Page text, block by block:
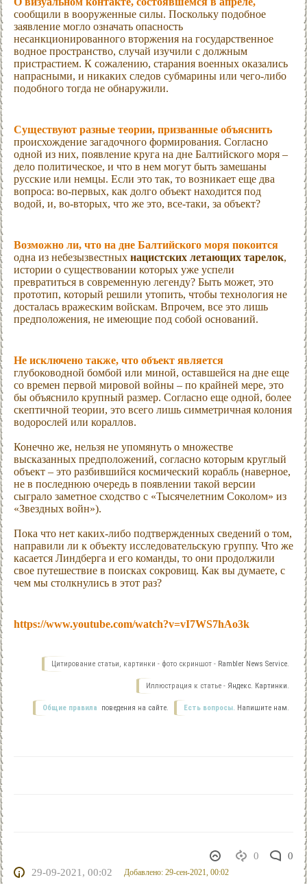
сообщили в вооруженные силы. Поскольку подобное
заявление могло означать опасность
несанкционированного вторжения на государственное
водное пространство, случай изучили с должным
пристрастием. К сожалению, старания военных оказались
напрасными, и никаких следов субмарины или чего-либо
подобного тогда не обнаружили.
Существуют разные теории, призванные объяснить
происхождение загадочного формирования. Согласно
одной из них, появление круга на дне Балтийского моря –
дело политическое, и что в нем могут быть замешаны
русские или немцы. Если это так, то возникает еще два
вопроса: во-первых, как долго объект находится под
водой, и, во-вторых, что же это, все-таки, за объект?
Возможно ли, что на дне Балтийского моря покоится
одна из небезызвестных нацистских летающих тарелок,
истории о существовании которых уже успели
превратиться в современную легенду? Быть может, это
прототип, который решили утопить, чтобы технология не
досталась вражеским войскам. Впрочем, все это лишь
предположения, не имеющие под собой оснований.
Не исключено также, что объект является
глубоководной бомбой или миной, оставшейся на дне еще
со времен первой мировой войны – по крайней мере, это
бы объяснило крупный размер. Согласно еще одной, более
скептичной теории, это всего лишь симметричная колония
водорослей или кораллов.
Конечно же, нельзя не упомянуть о множестве
высказанных предположений, согласно которым круглый
объект – это разбившийся космический корабль (наверное,
не в последнюю очередь в появлении такой версии
сыграло заметное сходство с «Тысячелетним Соколом» из
«Звездных войн»).
Пока что нет каких-либо подтвержденных сведений о том,
направили ли к объекту исследовательскую группу. Что же
касается Линдберга и его команды, то они продолжили
свое путешествие в поисках сокровищ. Как вы думаете, с
чем мы столкнулись в этот раз?
https://www.youtube.com/watch?v=vI7WS7hAo3k
Цитирование статьи, картинки - фото скриншот - Rambler News Service.
Иллюстрация к статье - Яндекс. Картинки.
Есть вопросы. Напишите нам.
Общие правила поведения на сайте.
0
0
29-09-2021, 00:02
Добавлено: 29-сен-2021, 00:02